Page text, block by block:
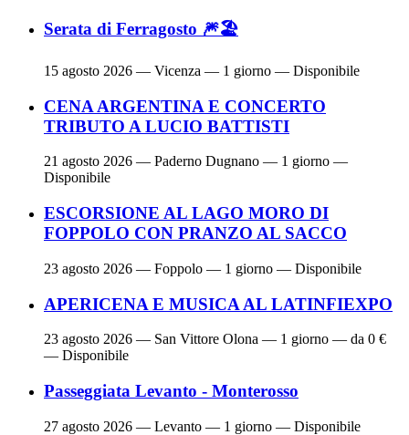
Serata di Ferragosto 🎆🏖
15 agosto 2026 — Vicenza — 1 giorno — Disponibile
CENA ARGENTINA E CONCERTO
TRIBUTO A LUCIO BATTISTI
21 agosto 2026 — Paderno Dugnano — 1 giorno —
Disponibile
ESCORSIONE AL LAGO MORO DI
FOPPOLO CON PRANZO AL SACCO
23 agosto 2026 — Foppolo — 1 giorno — Disponibile
APERICENA E MUSICA AL LATINFIEXPO
23 agosto 2026 — San Vittore Olona — 1 giorno — da 0 €
— Disponibile
Passeggiata Levanto - Monterosso
27 agosto 2026 — Levanto — 1 giorno — Disponibile